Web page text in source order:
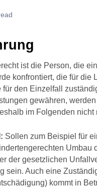
ist die Person, die
konfrontiert, die für die
für den Einzelfall
gewähren,
im Folgenden nicht
Sollen zum Beispiel für
Umbau
der gesetzlichen
sein. Auch eine
kommt in